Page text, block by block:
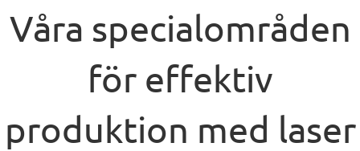
Våra specialområden
för effektiv
produktion med laser